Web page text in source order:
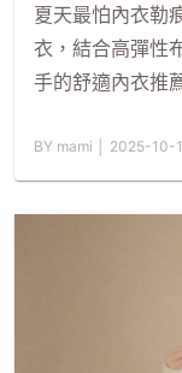
夏天最怕內衣勒
衣，結合高彈性
手的舒適內衣推
BY mami │ 2025-10-